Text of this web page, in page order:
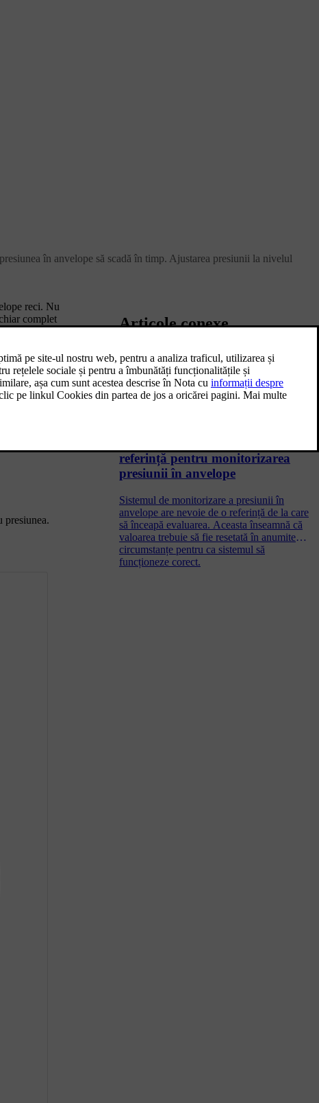
în anvelope să scadă în timp. Ajustarea presiunii la nivelul
reci. Nu
complet
până la 3 ore
pe stâlpul
presiunea.
Articole conexe
Presiunea în anvelope omologată
Găsiți presiunile în anvelopă omologate
referință pentru monitorizarea
presiunii în anvelope
Sistemul de monitorizare a presiunii în
anvelope are nevoie de o referință de la care
să înceapă evaluarea. Aceasta înseamnă că
valoarea trebuie să fie resetată în anumite
circumstanțe pentru ca sistemul să
funcționeze corect.